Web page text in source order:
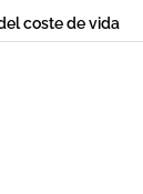
coste de vida